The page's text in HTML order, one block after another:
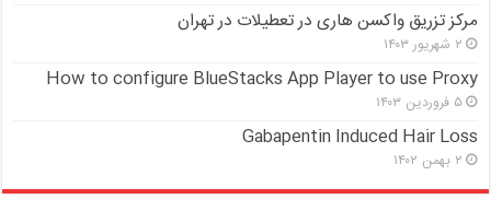
مرکز تزریق واکسن هاری در تعطیلات در تهران
۲ شهریور ۱۴۰۳
How to configure BlueStacks App Player to use Proxy
۵ فروردین ۱۴۰۳
Gabapentin Induced Hair Loss
۲ بهمن ۱۴۰۲